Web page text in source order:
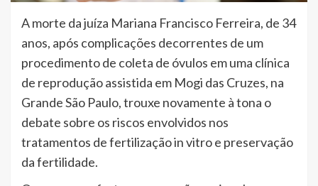
A morte da juíza Mariana Francisco Ferreira, de 34
anos, após complicações decorrentes de um
procedimento de coleta de óvulos em uma clínica
de reprodução assistida em Mogi das Cruzes, na
Grande São Paulo, trouxe novamente à tona o
debate sobre os riscos envolvidos nos
tratamentos de fertilização in vitro e preservação
da fertilidade.